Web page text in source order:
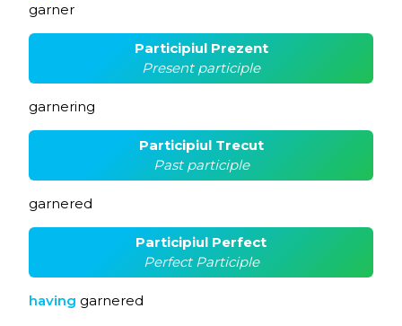
garner
Participiul Prezent
Present participle
garnering
Participiul Trecut
Past participle
garnered
Participiul Perfect
Perfect Participle
having garnered